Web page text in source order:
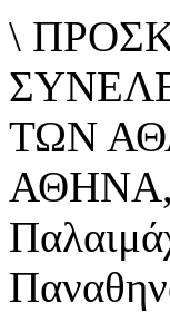
\
ΤΩΝ
ΑΘΗΝΑ,